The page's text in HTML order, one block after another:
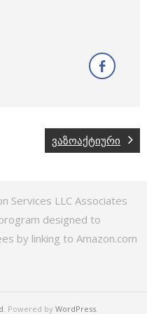
ვაზოაქტიური
Services LLC Associates
designed to
by linking to Amazon.com
. Powered by WordPress.